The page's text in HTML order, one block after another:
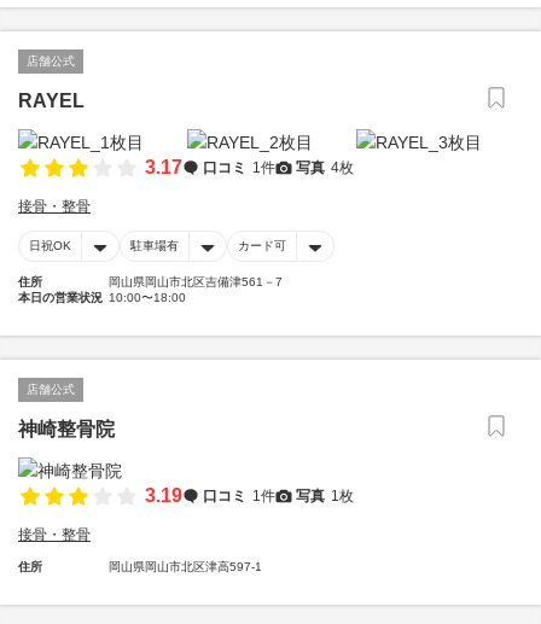
店舗公式
RAYEL
3.17 口コミ 1件 写真 4枚
接骨・整骨
日祝OK 駐車場有 カード可
住所
岡山県岡山市北区吉備津561－7
本日の営業状況 10:00〜18:00
店舗公式
神崎整骨院
3.19 口コミ 1件 写真 1枚
接骨・整骨
住所 岡山県岡山市北区津高597-1